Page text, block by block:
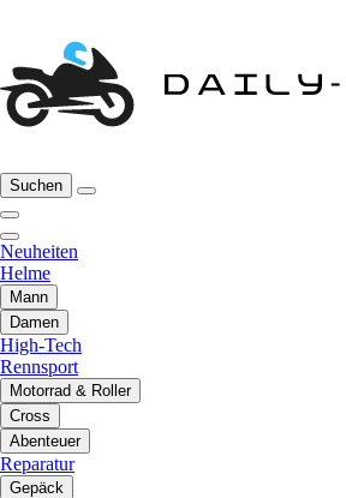
Suchen
Neuheiten
Helme
Mann
Damen
High-Tech
Rennsport
Motorrad & Roller
Cross
Abenteuer
Reparatur
Gepäck